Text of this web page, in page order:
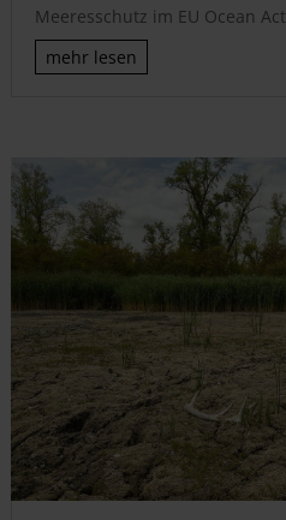
Meeresschutz im EU Ocean Act
mehr lesen